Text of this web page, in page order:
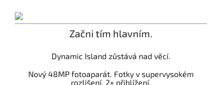
Začni tím hlavním.
Dynamic Island zůstává nad věcí.
Nový 48MP fotoaparát. Fotky v supervysokém
rozlišení. 2× přiblížení.